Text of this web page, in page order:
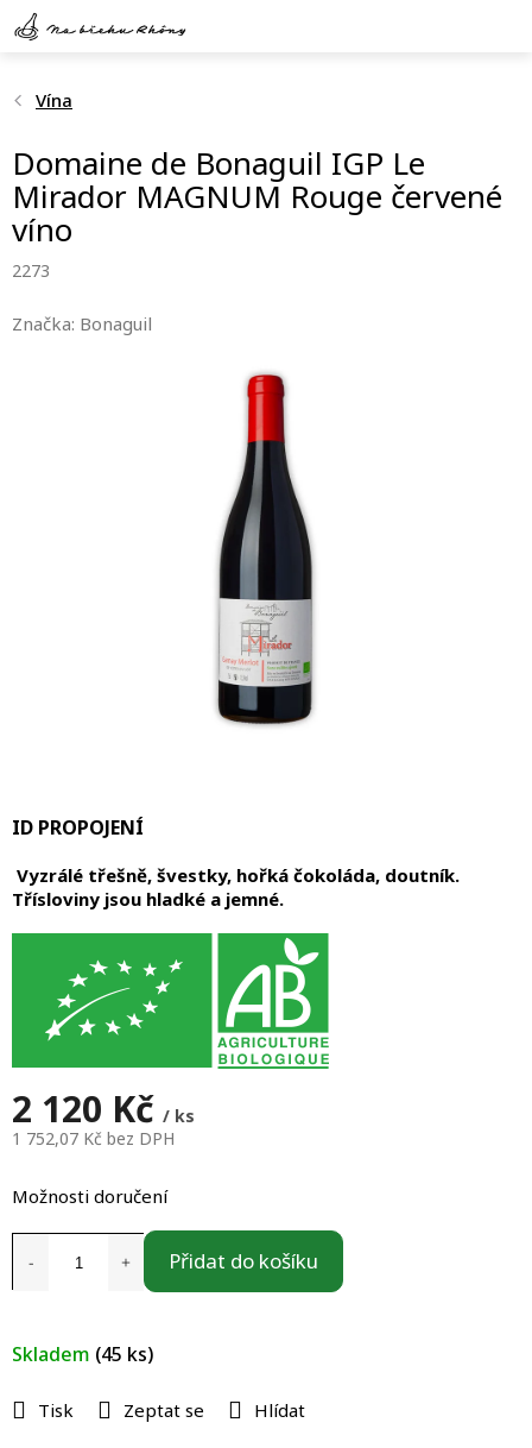
Přejít
na
Vína
Domaine de Bonaguil IGP Le
Mirador MAGNUM Rouge červené
víno
2273
Značka: Bonaguil
2 120 Kč / ks
1 752,07 Kč bez DPH
cena:
Skladem (45 ks)
Možnosti doručení
Přidat do košíku
ID PROPOJENÍ
Vyzrálé třešně, švestky, hořká čokoláda, doutník.
Třísloviny jsou hladké a jemné.
Tisk Zeptat se Hlídat